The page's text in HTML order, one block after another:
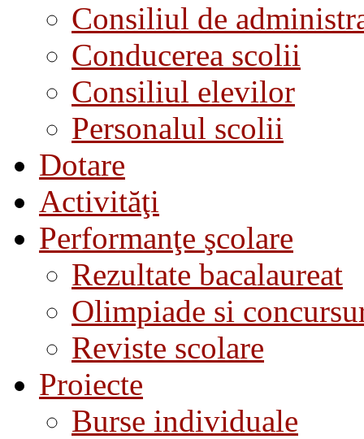
Consiliul de
Conducerea scolii
Consiliul elevilor
Personalul scolii
Dotare
Activităţi
Performanţe şcolare
Rezultate bacalaureat
Olimpiade si
Reviste scolare
Proiecte
Burse individuale